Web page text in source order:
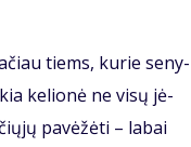
tiems, ku­rie se­ny­
ke­lio­nė ne vi­sų jė­
pa­vė­žė­ti – la­bai